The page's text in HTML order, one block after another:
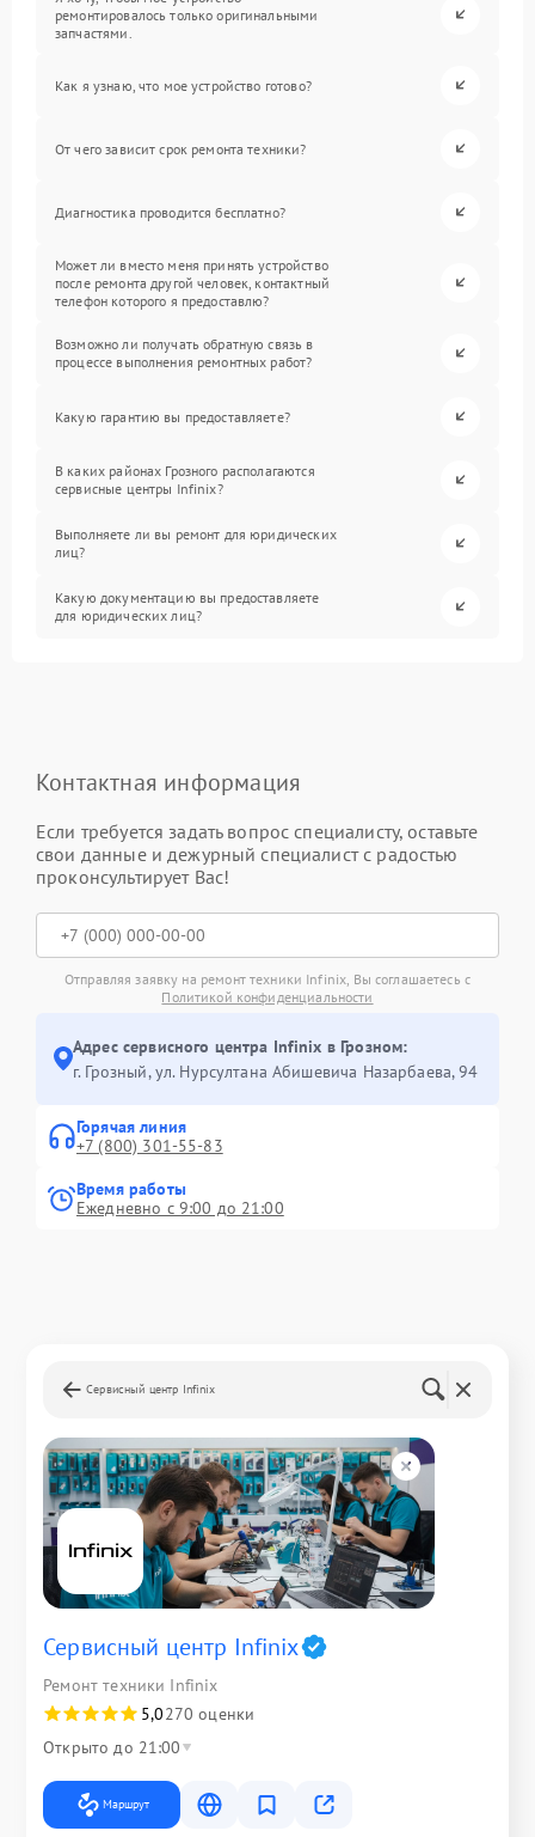
ремонтировалось только оригинальными
запчастями.
Как я узнаю, что мое устройство готово?
От чего зависит срок ремонта техники?
Диагностика проводится бесплатно?
Может ли вместо меня принять устройство
после ремонта другой человек, контактный
телефон которого я предоставлю?
Возможно ли получать обратную связь в
процессе выполнения ремонтных работ?
Какую гарантию вы предоставляете?
В каких районах Грозного располагаются
сервисные центры Infinix?
Выполняете ли вы ремонт для юридических
лиц?
Какую документацию вы предоставляете
для юридических лиц?
Контактная информация
Если требуется задать вопрос специалисту, оставьте
свои данные и дежурный специалист с радостью
проконсультирует Вас!
Отправляя заявку на ремонт техники Infinix, Вы соглашаетесь с
Политикой конфиденциальности
Адрес сервисного центра Infinix в Грозном:
г. Грозный, ул. Нурсултана Абишевича Назарбаева, 94
Горячая линия
+7 (800) 301-55-83
Время работы
Ежедневно с 9:00 до 21:00
Сервисный центр Infinix
Сервисный центр Infinix
Ремонт техники Infinix
5,0270 оценки
Открыто до 21:00
Маршрут